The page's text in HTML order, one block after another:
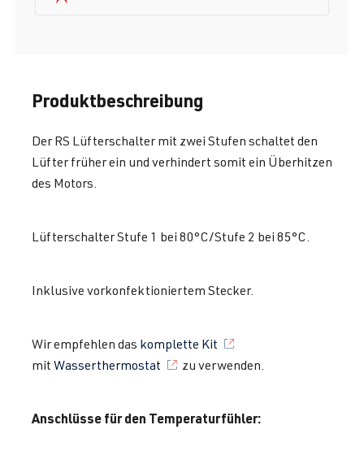
Produktbeschreibung
Der RS Lüfterschalter mit zwei Stufen schaltet den
Lüfter früher ein und verhindert somit ein Überhitzen
des Motors.
Lüfterschalter Stufe 1 bei 80°C/Stufe 2 bei 85°C.
Inklusive vorkonfektioniertem Stecker.
Wir empfehlen das komplette Kit
mit Wasserthermostat zu verwenden.
Anschlüsse für den Temperaturfühler: